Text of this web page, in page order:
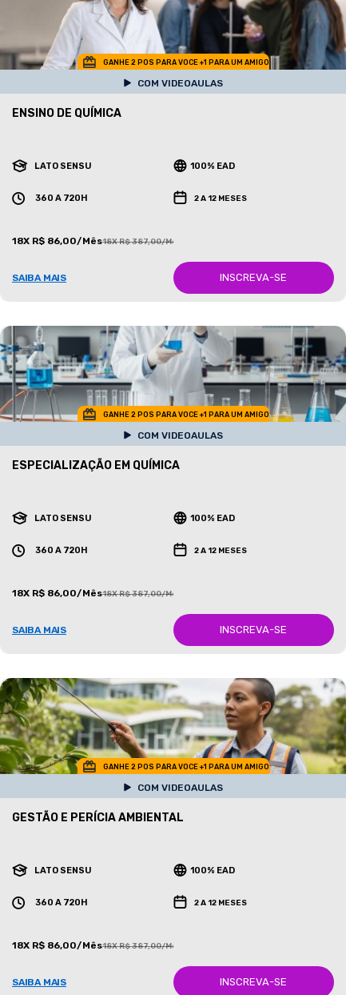
GANHE 2 POS PARA VOCE +1 PARA UM AMIGO
COM VIDEOAULAS
ENSINO DE QUÍMICA
LATO SENSU 100% EAD
360 A 720H 2 A 12 MESES
18X R$ 86,00/Mês18X R$ 387,00/Mês
SAIBA MAIS INSCREVA-SE
GANHE 2 POS PARA VOCE +1 PARA UM AMIGO
COM VIDEOAULAS
ESPECIALIZAÇÃO EM QUÍMICA
LATO SENSU 100% EAD
360 A 720H 2 A 12 MESES
18X R$ 86,00/Mês18X R$ 387,00/Mês
SAIBA MAIS INSCREVA-SE
GANHE 2 POS PARA VOCE +1 PARA UM AMIGO
COM VIDEOAULAS
GESTÃO E PERÍCIA AMBIENTAL
LATO SENSU 100% EAD
360 A 720H 2 A 12 MESES
18X R$ 86,00/Mês18X R$ 387,00/Mês
SAIBA MAIS INSCREVA-SE